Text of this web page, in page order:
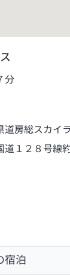
分
房総スカイ
道１２８号線
宿泊